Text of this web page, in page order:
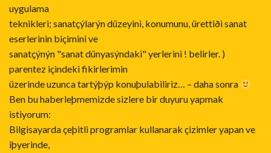
uygulama
teknikleri; sanatçýlarýn düzeyini, konumunu, ürettiði sanat
eserlerinin biçimini ve
sanatçýnýn "sanat dünyasýndaki" yerlerini ! belirler. )
parentez içindeki fikirlerimin
üzerinde uzunca tartýþýp konuþulabiliriz… – daha sonra
Ben bu haberleþmemizde sizlere bir duyuru yapmak
istiyorum:
Bilgisayarda çeþitli programlar kullanarak çizimler yapan ve
iþyerinde,